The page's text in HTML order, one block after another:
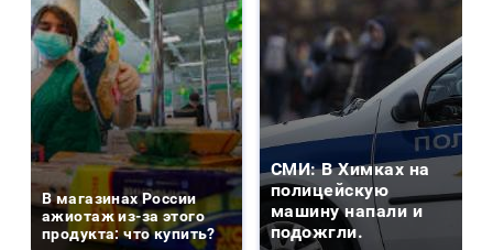
В магазинах России
ажиотаж из-за этого
продукта: что купить?
СМИ: В Химках на
полицейскую
машину напали и
подожгли.